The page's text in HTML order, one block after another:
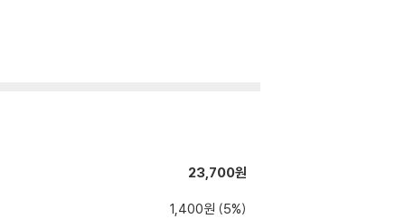
23,700원
1,400원 (5%)